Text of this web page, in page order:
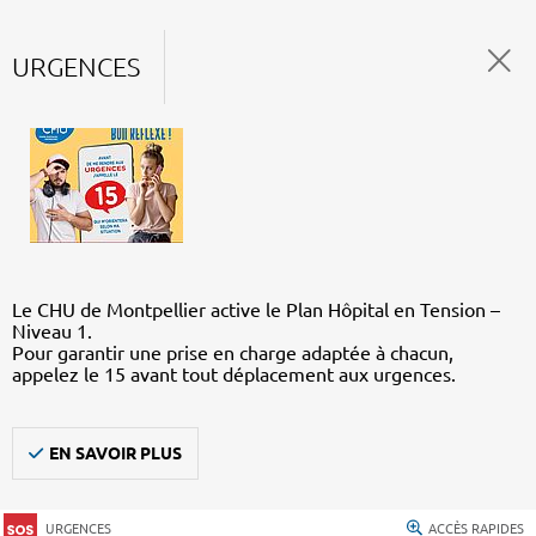
URGENCES
Le CHU de Montpellier active le Plan Hôpital en Tension –
Niveau 1.
Pour garantir une prise en charge adaptée à chacun,
appelez le 15 avant tout déplacement aux urgences.
EN SAVOIR PLUS
URGENCES ACCÈS RAPIDES